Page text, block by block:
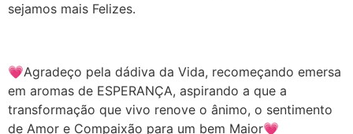
sejamos mais Felizes.
💗Agradeço pela dádiva da Vida, recomeçando emersa
em aromas de ESPERANÇA, aspirando a que a
transformação que vivo renove o ânimo, o sentimento
de Amor e Compaixão para um bem Maior💗